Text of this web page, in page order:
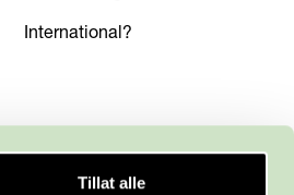
Tillat alle
International?